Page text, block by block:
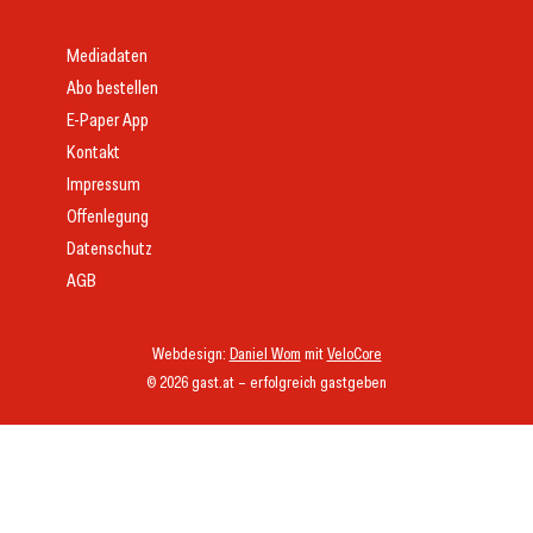
© 2026 gast.at – erfolgreich gastgeben
Webdesign: Daniel Wom mitVeloCore
Mediadaten
Abo bestellen
E-Paper App
Kontakt
Impressum
Offenlegung
Datenschutz
AGB